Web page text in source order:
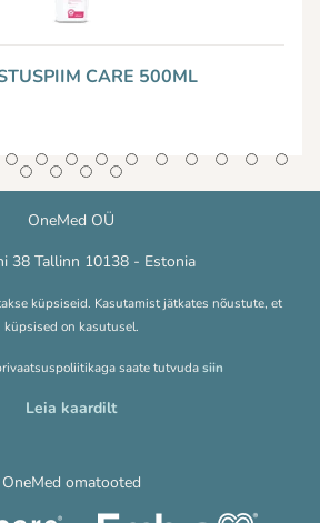
CARE 500ML
OneMed OÜ
38 Tallinn 10138 - Estonia
küpsiseid. Kasutamist jätkates nõustute, et
küpsised on kasutusel.
saate tutvudasiin
Leia kaardilt
OneMed omatooted